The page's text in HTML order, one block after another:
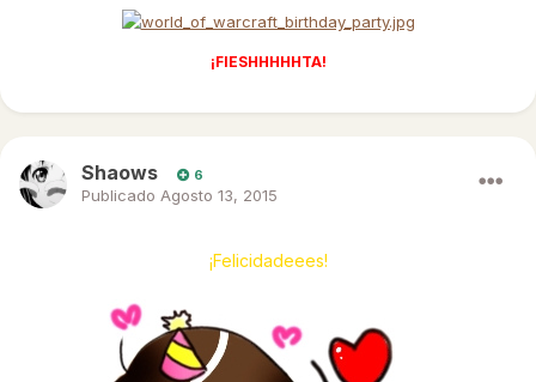
¡FIESHHHHHTA!
Shaows 6
Publicado Agosto 13, 2015
¡Felicidadeees!